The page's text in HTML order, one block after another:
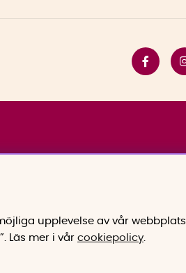
upplevelse av vår webbplats.
Läs mer i vår cookiepolicy